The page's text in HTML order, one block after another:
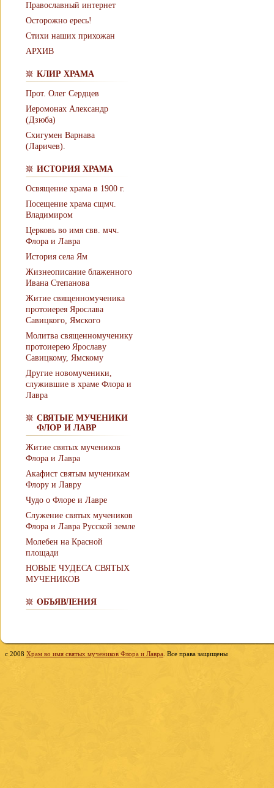
Православный интернет
Осторожно ересь!
Стихи наших прихожан
АРХИВ
КЛИР ХРАМА
Прот. Олег Сердцев
Иеромонах Александр
(Дзюба)
Схигумен Варнава
(Ларичев).
ИСТОРИЯ ХРАМА
Освящение храма в 1900 г.
Посещение храма сщмч.
Владимиром
Церковь во имя свв. мчч.
Флора и Лавра
История села Ям
Жизнеописание блаженного
Ивана Степанова
Житие священномученика
протоиерея Ярослава
Савицкого, Ямского
Молитва священномученику
протоиерею Ярославу
Савицкому, Ямскому
Другие новомученики,
служившие в храме Флора и
Лавра
СВЯТЫЕ МУЧЕНИКИ
ФЛОР И ЛАВР
Житие святых мучеников
Флора и Лавра
Акафист святым мученикам
Флору и Лавру
Чудо о Флоре и Лавре
Служение святых мучеников
Флора и Лавра Русской земле
Молебен на Красной
площади
НОВЫЕ ЧУДЕСА СВЯТЫХ
МУЧЕНИКОВ
ОБЪЯВЛЕНИЯ
c 2008 Храм во имя святых мучеников Флора и Лавра . Все права защищены